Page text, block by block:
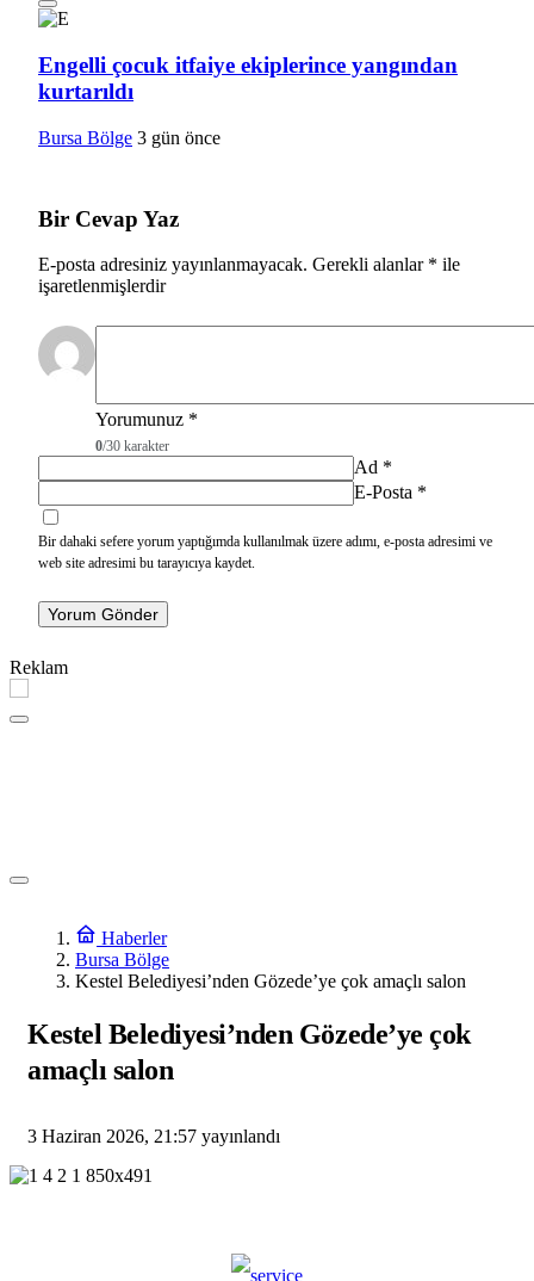
Engelli çocuk itfaiye ekiplerince yangından
kurtarıldı
Bursa Bölge 3 gün önce
Bir Cevap Yaz
E-posta adresiniz yayınlanmayacak. Gerekli alanlar * ile
işaretlenmişlerdir
Yorumunuz *
0/30 karakter
Ad *
E-Posta *
Bir dahaki sefere yorum yaptığımda kullanılmak üzere adımı, e-posta adresimi ve
web site adresimi bu tarayıcıya kaydet.
Yorum Gönder
Reklam
Haberler
Bursa Bölge
Kestel Belediyesi’nden Gözede’ye çok amaçlı salon
Kestel Belediyesi’nden Gözede’ye çok
amaçlı salon
3 Haziran 2026, 21:57 yayınlandı